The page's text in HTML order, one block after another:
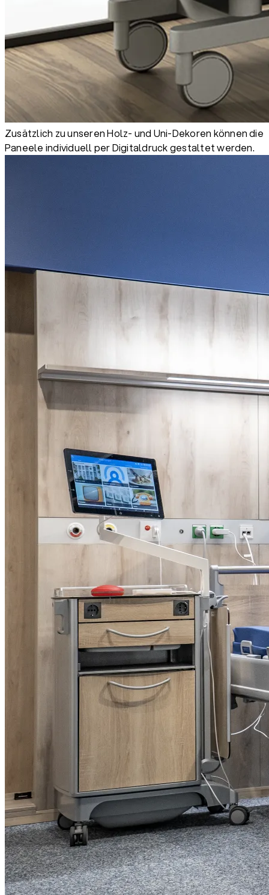
Zusätzlich zu unseren Holz- und Uni-Dekoren können die
Paneele individuell per Digitaldruck gestaltet werden.